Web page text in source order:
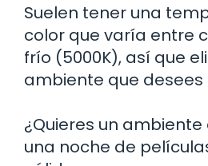
Suelen tener una
color que varía entre
frío (5000K), así que
ambiente que desees
¿Quieres un
una noche de